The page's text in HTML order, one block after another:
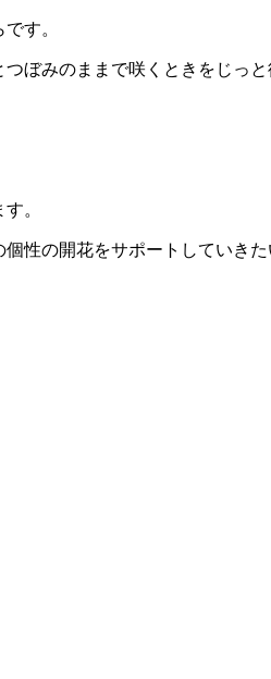
す。
ぼみのままで咲くときをじっ
。
性の開花をサポートしていき